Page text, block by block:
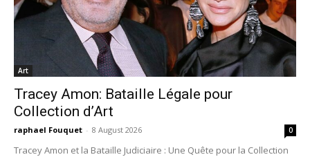
Art
Tracey Amon: Bataille Légale pour
Collection d’Art
raphael Fouquet - 8 August 2026 0
Tracey Amon et la Bataille Judiciaire : Une Quête pour la Collection